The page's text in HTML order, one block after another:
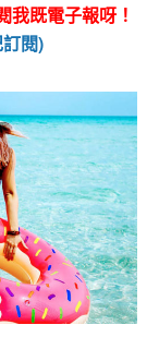
我既電子報呀！
閱)